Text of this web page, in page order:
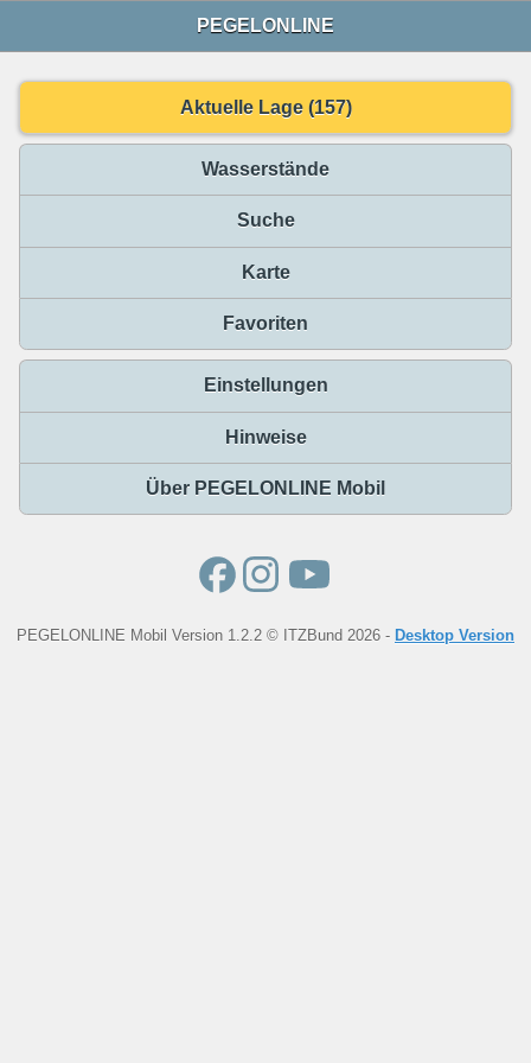
PEGELONLINE
Aktuelle Lage (157)
Wasserstände
Suche
Karte
Favoriten
Einstellungen
Hinweise
Über PEGELONLINE Mobil
PEGELONLINE Mobil Version 1.2.2 © ITZBund 2026 - Desktop Version